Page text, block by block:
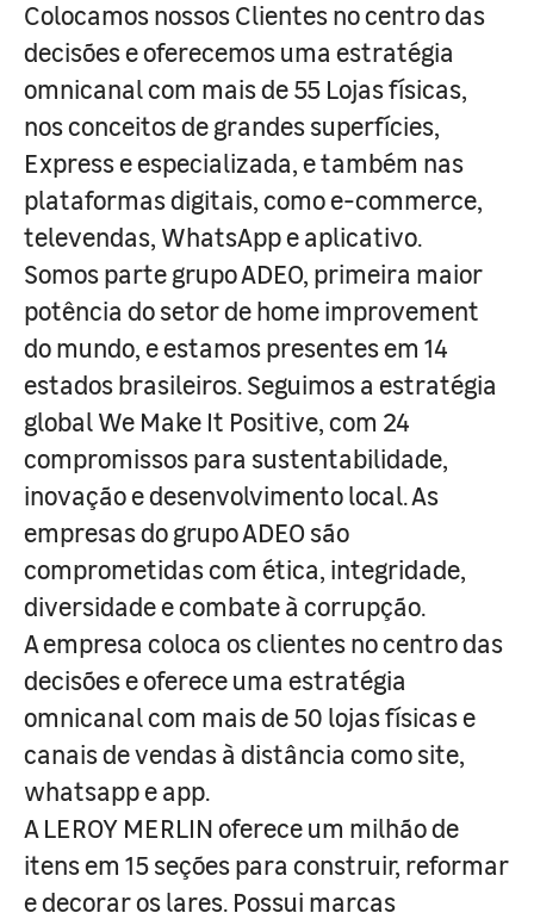
Colocamos nossos Clientes no centro das
decisões e oferecemos uma estratégia
omnicanal com mais de 55 Lojas físicas,
nos conceitos de grandes superfícies,
Express e especializada, e também nas
plataformas digitais, como e-commerce,
televendas, WhatsApp e aplicativo.
Somos parte grupo ADEO, primeira maior
potência do setor de home improvement
do mundo, e estamos presentes em 14
estados brasileiros. Seguimos a estratégia
global We Make It Positive, com 24
compromissos para sustentabilidade,
inovação e desenvolvimento local. As
empresas do grupo ADEO são
comprometidas com ética, integridade,
diversidade e combate à corrupção.
A empresa coloca os clientes no centro das
decisões e oferece uma estratégia
omnicanal com mais de 50 lojas físicas e
canais de vendas à distância como site,
whatsapp e app.
A LEROY MERLIN oferece um milhão de
itens em 15 seções para construir, reformar
e decorar os lares. Possui marcas